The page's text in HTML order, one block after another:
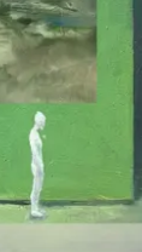
AUX
SITE